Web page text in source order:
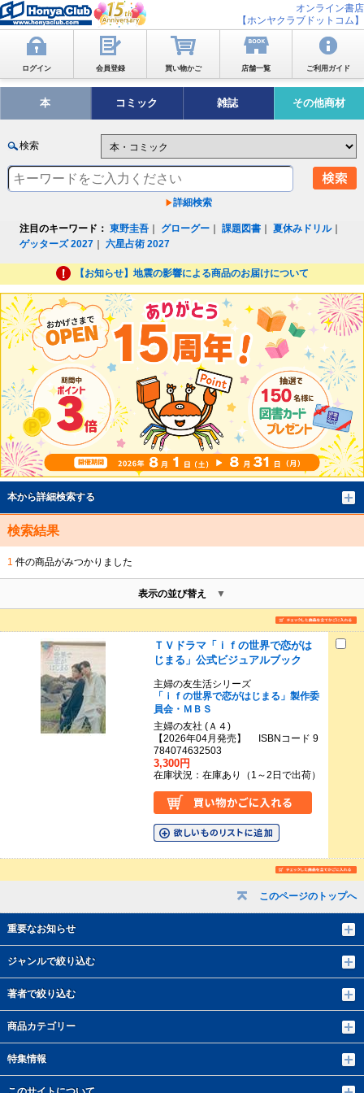
オンライン書店
【ホンヤクラブドットコム】
ログイン 会員登録 買い物かご 店舗一覧 ご利用ガイド
本 コミック 雑誌 その他商材
検索
詳細検索
注目のキーワード： 東野圭吾 グローグー ｜課題図書 ｜夏休みドリル｜
ゲッターズ 2027 ｜六星占術 2027
【お知らせ】地震の影響による商品のお届けについて
このページのトップへ
重要なお知らせ
ジャンルで絞り込む
著者で絞り込む
商品カテゴリー
特集情報
本から詳細検索する
検索結果
1 件の商品がみつかりました
表示の並び替え
ＴＶドラマ「ｉｆの世界で恋がは
じまる」公式ビジュアルブック
主婦の友生活シリーズ
「ｉｆの世界で恋がはじまる」製作委
員会・ＭＢＳ
主婦の友社 (Ａ４)
【2026年04月発売】 ISBNコード 9
784074632503
3,300円
在庫状況：在庫あり（1～2日で出荷）